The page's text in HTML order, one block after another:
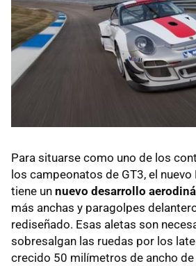
Para situarse como uno de los
los campeonatos de GT3, el
tiene un nuevo desarrollo
más anchas y paragolpes
rediseñado. Esas aletas son
sobresalgan las ruedas por los
crecido 50 milímetros de ancho de